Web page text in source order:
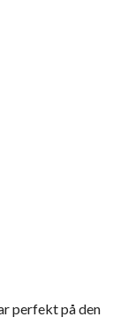
perfekt på den